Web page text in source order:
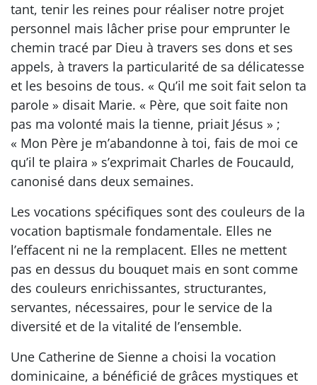
tant, tenir les reines pour réaliser notre projet
personnel mais lâcher prise pour emprunter le
chemin tracé par Dieu à travers ses dons et ses
appels, à travers la particularité de sa délicatesse
et les besoins de tous. « Qu’il me soit fait selon ta
parole » disait Marie. « Père, que soit faite non
pas ma volonté mais la tienne, priait Jésus » ;
« Mon Père je m’abandonne à toi, fais de moi ce
qu’il te plaira » s’exprimait Charles de Foucauld,
canonisé dans deux semaines.
Les vocations spécifiques sont des couleurs de la
vocation baptismale fondamentale. Elles ne
l’effacent ni ne la remplacent. Elles ne mettent
pas en dessus du bouquet mais en sont comme
des couleurs enrichissantes, structurantes,
servantes, nécessaires, pour le service de la
diversité et de la vitalité de l’ensemble.
Une Catherine de Sienne a choisi la vocation
dominicaine, a bénéficié de grâces mystiques et